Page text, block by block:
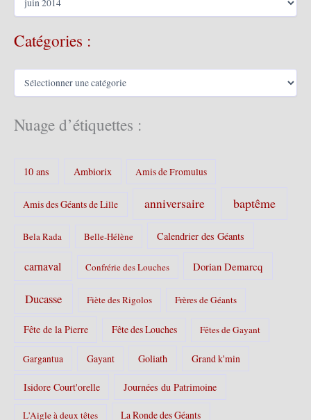
h
s
Catégories :
C
g
Nuage d’étiquettes :
10 ans Ambiorix Amis de Fromulus
Amis des Géants de Lille anniversaire baptême
Bela Rada Belle-Hélène Calendrier des Géants
carnaval Confrérie des Louches Dorian Demarcq
Ducasse Fiète des Rigolos Frères de Géants
Fête de la Pierre Fête des Louches Fêtes de Gayant
Gargantua Gayant Goliath Grand k'min
Isidore Court'orelle Journées du Patrimoine
L'Aigle à deux têtes La Ronde des Géants